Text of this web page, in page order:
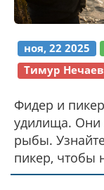
ноя, 22 2025
Тимур Нечаев
Фидер и
удилища. Они
рыбы.
пикер, чтобы